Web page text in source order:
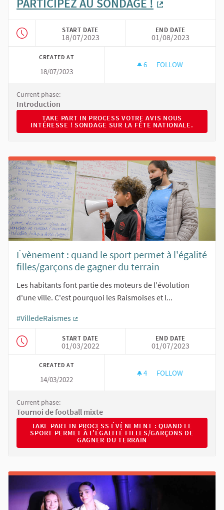
PARTICIPEZ AU SONDAGE !
START DATE
18/07/2023
END DATE
01/08/2023
CREATED AT
18/07/2023
6 6 FOLLOWERS
FOLLOW
Current phase:
Introduction
TAKE PART IN PROCESS VOTRE AVIS NOUS
TAKE PART IN PROCESS VOTRE AVIS NOUS
INTÉRESSE ! SONDAGE SUR LA FÊTE NATIONALE.
Évènement : quand le sport permet à l'égalité
filles/garçons de gagner du terrain
Les habitants font partie des moteurs de l'évolution
d'une ville. C'est pourquoi les Raismoises et l...
#VilledeRaismes
START DATE
01/03/2022
END DATE
01/07/2023
CREATED AT
14/03/2022
4 4 FOLLOWERS
FOLLOW
Current phase:
Tournoi de football mixte
TAKE PART IN PROCESS ÉVÈNEMENT : QUAND LE SPORT
TAKE PART IN PROCESS ÉVÈNEMENT : QUAND LE
SPORT PERMET À L'ÉGALITÉ FILLES/GARÇONS DE
GAGNER DU TERRAIN